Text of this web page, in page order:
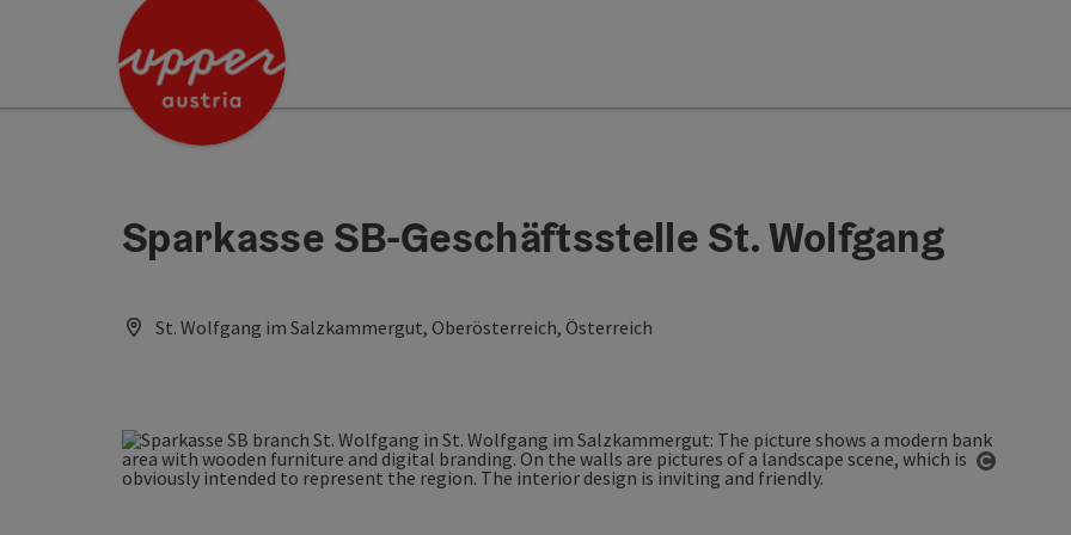
Accesskey
Accesskey
Sparkasse SB-Geschäftsstelle St. Wolfgang
St. Wolfgang im Salzkammergut, Oberösterreich, Österreich